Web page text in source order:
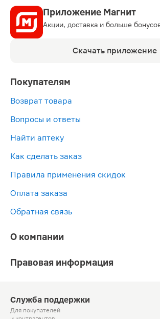
Приложение Магнит
Акции, доставка и больше
Скачать приложение
Покупателям
Возврат товара
Вопросы и ответы
Найти аптеку
Как сделать заказ
Правила применения скидок
Оплата заказа
Обратная связь
О компании
Правовая информация
Служба поддержки
Для покупателей